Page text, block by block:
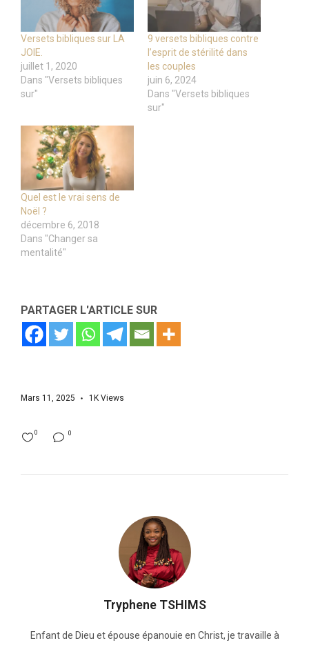
Versets bibliques sur LA
JOIE.
juillet 1, 2020
Dans "Versets bibliques
sur"
9 versets bibliques contre
l’esprit de stérilité dans
les couples
juin 6, 2024
Dans "Versets bibliques
sur"
Quel est le vrai sens de
Noël ?
décembre 6, 2018
Dans "Changer sa
mentalité"
PARTAGER L'ARTICLE SUR
Mars 11, 2025 1K Views
0
0
Tryphene TSHIMS
Enfant de Dieu et épouse épanouie en Christ, je travaille à